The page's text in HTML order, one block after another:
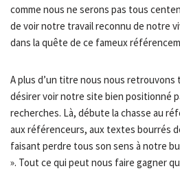
comme nous ne serons pas tous
de voir notre travail reconnu de notre
dans la quête de ce fameux
A plus d’un titre nous nous retrouvons
désirer voir notre site bien positionné
recherches. Là, débute la chasse au
aux référenceurs, aux textes bourrés
faisant perdre tous son sens à notre
». Tout ce qui peut nous faire gagner